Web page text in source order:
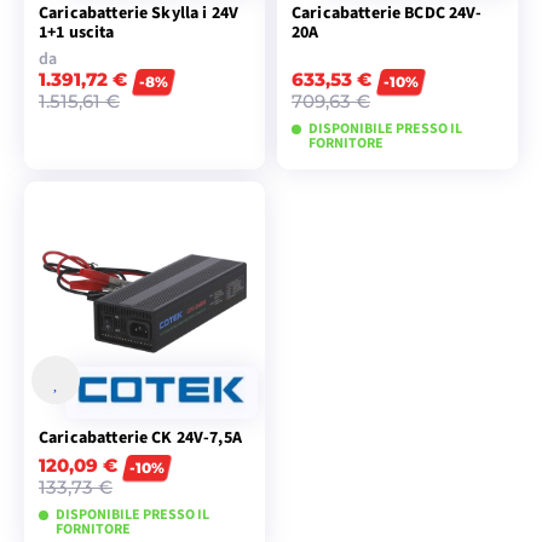
Caricabatterie Skylla i 24V
1+1 uscita
da
1.391,72 €
1.515,61 €
-8%
Caricabatterie BCDC 24V-
20A
633,53 €
709,63 €
-10%
DISPONIBILE PRESSO IL
FORNITORE
Caricabatterie CK 24V-7,5A
120,09 €
133,73 €
-10%
DISPONIBILE PRESSO IL
FORNITORE